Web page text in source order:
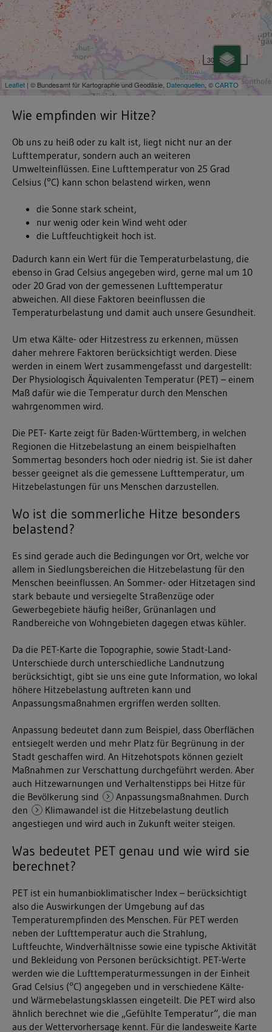
Wie empfinden wir Hitze?
Ob uns zu heiß oder zu kalt ist, liegt nicht nur an der
Lufttemperatur, sondern auch an weiteren
Umwelteinflüssen. Eine Lufttemperatur von 25 Grad
Celsius (°C) kann schon belastend wirken, wenn
die Sonne stark scheint,
nur wenig oder kein Wind weht oder
die Luftfeuchtigkeit hoch ist.
Dadurch kann ein Wert für die Temperaturbelastung, die
ebenso in Grad Celsius angegeben wird, gerne mal um 10
oder 20 Grad von der gemessenen Lufttemperatur
abweichen. All diese Faktoren beeinflussen die
Temperaturbelastung und damit auch unsere Gesundheit.
Um etwa Kälte- oder Hitzestress zu erkennen, müssen
daher mehrere Faktoren berücksichtigt werden. Diese
werden in einem Wert zusammengefasst und dargestellt:
Der Physiologisch Äquivalenten Temperatur (PET) – einem
Maß dafür wie die Temperatur durch den Menschen
wahrgenommen wird.
Die PET- Karte zeigt für Baden-Württemberg, in welchen
Regionen die Hitzebelastung an einem beispielhaften
Sommertag besonders hoch oder niedrig ist. Sie ist daher
besser geeignet als die gemessene Lufttemperatur, um
Hitzebelastungen für uns Menschen darzustellen.
Wo ist die sommerliche Hitze besonders
belastend?
Es sind gerade auch die Bedingungen vor Ort, welche vor
allem in Siedlungsbereichen die Hitzebelastung für den
Menschen beeinflussen. An Sommer- oder Hitzetagen sind
stark bebaute und versiegelte Straßenzüge oder
Gewerbegebiete häufig heißer, Grünanlagen und
Randbereiche von Wohngebieten dagegen etwas kühler.
Da die PET-Karte die Topographie, sowie Stadt-Land-
Unterschiede durch unterschiedliche Landnutzung
berücksichtigt, gibt sie uns eine gute Information, wo lokal
höhere Hitzebelastung auftreten kann und
Anpassungsmaßnahmen ergriffen werden sollten.
Anpassung bedeutet dann zum Beispiel, dass Oberflächen
entsiegelt werden und mehr Platz für Begrünung in der
Stadt geschaffen wird. An Hitzehotspots können gezielt
Maßnahmen zur Verschattung durchgeführt werden. Aber
auch Hitzewarnungen und Verhaltenstipps bei Hitze für
die Bevölkerung sind
Anpassungsmaßnahmen. Durch
den
Klimawandel ist die Hitzebelastung deutlich
angestiegen und wird auch in Zukunft weiter steigen.
Was bedeutet PET genau und wie wird sie
berechnet?
PET ist ein humanbioklimatischer Index – berücksichtigt
also die Auswirkungen der Umgebung auf das
Temperaturempfinden des Menschen. Für PET werden
neben der Lufttemperatur auch die Strahlung,
Luftfeuchte, Windverhältnisse sowie eine typische Aktivität
und Bekleidung von Personen berücksichtigt. PET-Werte
werden wie die Lufttemperaturmessungen in der Einheit
Grad Celsius (°C) angegeben und in verschiedene Kälte-
und Wärmebelastungsklassen eingeteilt. Die PET wird also
ähnlich berechnet wie die „Gefühlte Temperatur“, die man
aus der Wettervorhersage kennt. Für die landesweite Karte